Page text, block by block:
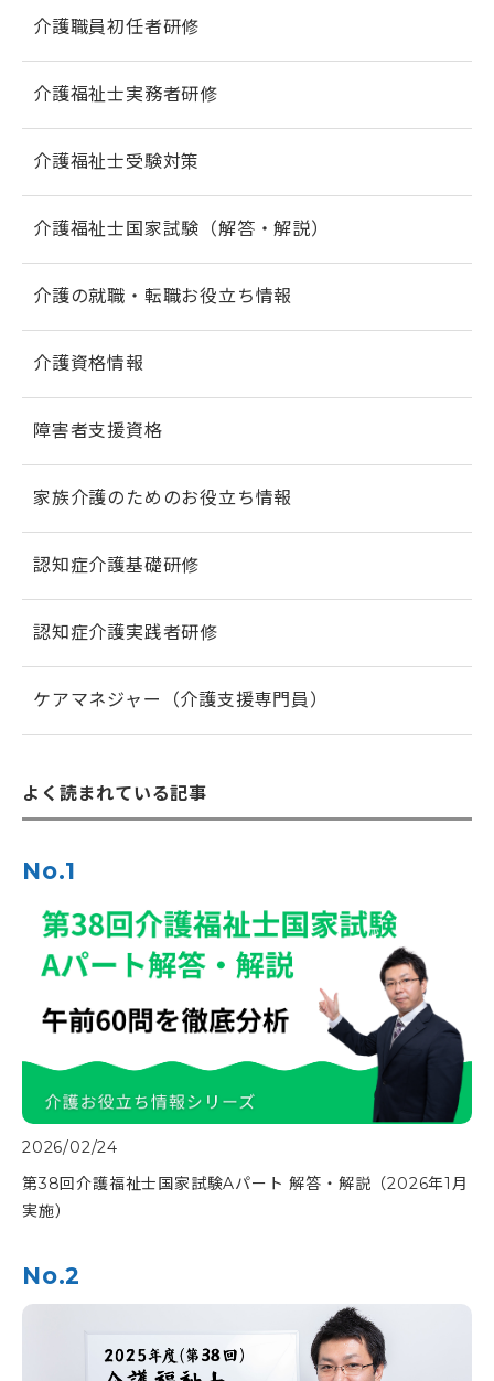
介護職員初任者研修
介護福祉士実務者研修
介護福祉士受験対策
介護福祉士国家試験（解答・解説）
介護の就職・転職お役立ち情報
介護資格情報
障害者支援資格
家族介護のためのお役立ち情報
認知症介護基礎研修
認知症介護実践者研修
ケアマネジャー（介護支援専門員）
よく読まれている記事
No.1
2026/02/24
第38回介護福祉士国家試験Aパート 解答・解説（2026年1月
実施）
No.2